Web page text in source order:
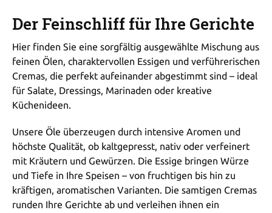
Der Feinschliff für Ihre Gerichte
Hier finden Sie eine sorgfältig ausgewählte Mischung aus
feinen Ölen, charaktervollen Essigen und verführerischen
Cremas, die perfekt aufeinander abgestimmt sind – ideal
für Salate, Dressings, Marinaden oder kreative
Küchenideen.
Unsere Öle überzeugen durch intensive Aromen und
höchste Qualität, ob kaltgepresst, nativ oder verfeinert
mit Kräutern und Gewürzen. Die Essige bringen Würze
und Tiefe in Ihre Speisen – von fruchtigen bis hin zu
kräftigen, aromatischen Varianten. Die samtigen Cremas
runden Ihre Gerichte ab und verleihen ihnen ein